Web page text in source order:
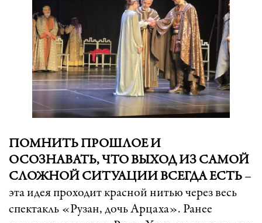
ПОМНИТЬ ПРОШЛОЕ И
ОСОЗНАВАТЬ, ЧТО ВЫХОД ИЗ САМОЙ
СЛОЖНОЙ СИТУАЦИИ ВСЕГДА ЕСТЬ –
эта идея проходит красной нитью через весь
спектакль «Рузан, дочь Арцаха». Ранее